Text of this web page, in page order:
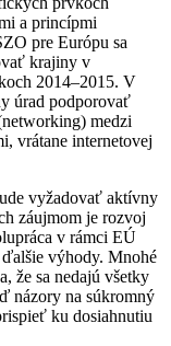
a princípmi
pre Európu sa
krajiny v
2014–2015. V
úrad podporovať
medzi
vrátane internetovej
vyžadovať aktívny
záujmom je rozvoj
v rámci EÚ
výhody. Mnohé
že sa nedajú všetky
názory na súkromný
ku dosiahnutiu